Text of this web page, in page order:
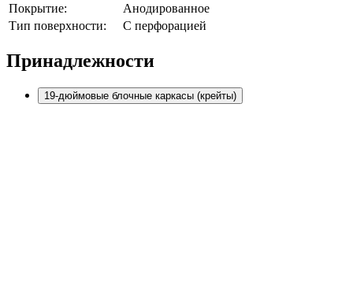
Покрытие:
Анодированное
Тип поверхности:
С перфорацией
Принадлежности
19-дюймовые блочные каркасы (крейты)